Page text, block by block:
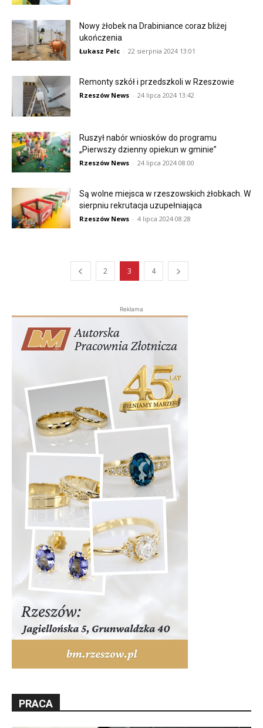
Nowy żłobek na Drabiniance coraz bliżej
ukończenia
Łukasz Pelc - 22 sierpnia 2024 13:01
Remonty szkół i przedszkoli w Rzeszowie
Rzeszów News - 24 lipca 2024 13:42
Ruszył nabór wniosków do programu
„Pierwszy dzienny opiekun w gminie”
Rzeszów News - 24 lipca 2024 08:00
Są wolne miejsca w rzeszowskich żłobkach. W
sierpniu rekrutacja uzupełniająca
Rzeszów News - 4 lipca 2024 08:28
2 3 4
Reklama
PRACA